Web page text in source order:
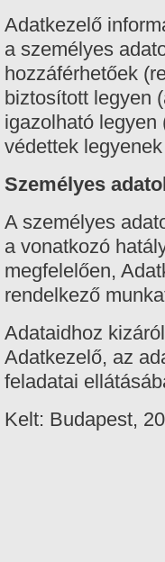
Adatkezelő
a személyes
hozzáférhetőek
biztosított legyen
igazolható legyen
védettek
Személyes
A személyes
a vonatkozó
megfelelően,
rendelkező
Adataidhoz
Adatkezelő, az
feladatai
Kelt: Budapest,